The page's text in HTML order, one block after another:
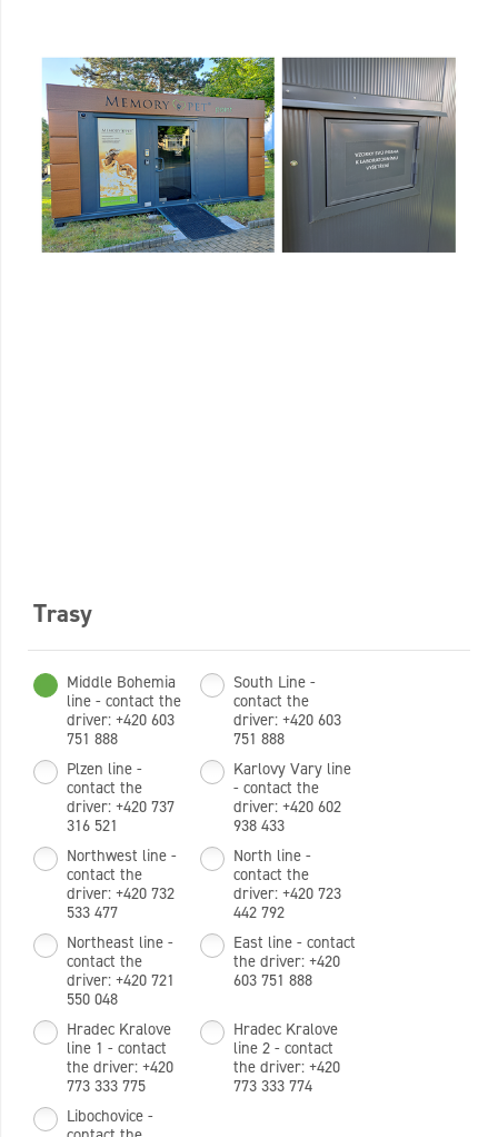
Trasy
Middle Bohemia
line - contact the
driver: +420 603
751 888
South Line -
contact the
driver: +420 603
751 888
Plzen line -
contact the
driver: +420 737
316 521
Karlovy Vary line
- contact the
driver: +420 602
938 433
Northwest line -
contact the
driver: +420 732
533 477
North line -
contact the
driver: +420 723
442 792
Northeast line -
contact the
driver: +420 721
550 048
East line - contact
the driver: +420
603 751 888
Hradec Kralove
line 1 - contact
the driver: +420
773 333 775
Hradec Kralove
line 2 - contact
the driver: +420
773 333 774
Libochovice -